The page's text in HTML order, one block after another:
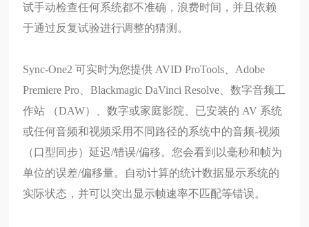
试手动检查任何系统都不准确，浪费时间，并且依赖
于通过反复试验进行调整的猜测。
Sync-One2 可实时为您提供 AVID ProTools、Adobe
Premiere Pro、Blackmagic DaVinci Resolve、数字音频工
作站 （DAW）、数字或家庭影院、已安装的 AV 系统
或任何音频和视频采用不同路径的系统中的音频-视频
（口型同步）延迟/错误/偏移。您会看到以毫秒和帧为
单位的误差/偏移量。自动计算的统计数据显示系统的
实际状态，并可以突出显示帧速率不匹配等错误。